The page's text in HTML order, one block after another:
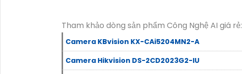
Tham khảo dòng sản phẩm Công Nghệ AI giá rẻ:
Camera KBvision KX-CAi5204MN2-A
Camera Hikvision DS-2CD2023G2-IU